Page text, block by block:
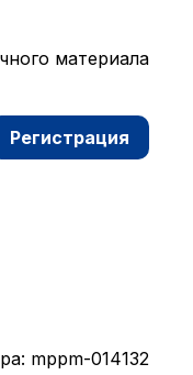
материала
Регистрация
mppm-014132